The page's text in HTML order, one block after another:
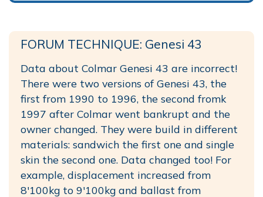
FORUM TECHNIQUE: Genesi 43
Data about Colmar Genesi 43 are incorrect!
There were two versions of Genesi 43, the
first from 1990 to 1996, the second fromk
1997 after Colmar went bankrupt and the
owner changed. They were build in different
materials: sandwich the first one and single
skin the second one. Data changed too! For
example, displacement increased from
8'100kg to 9'100kg and ballast from